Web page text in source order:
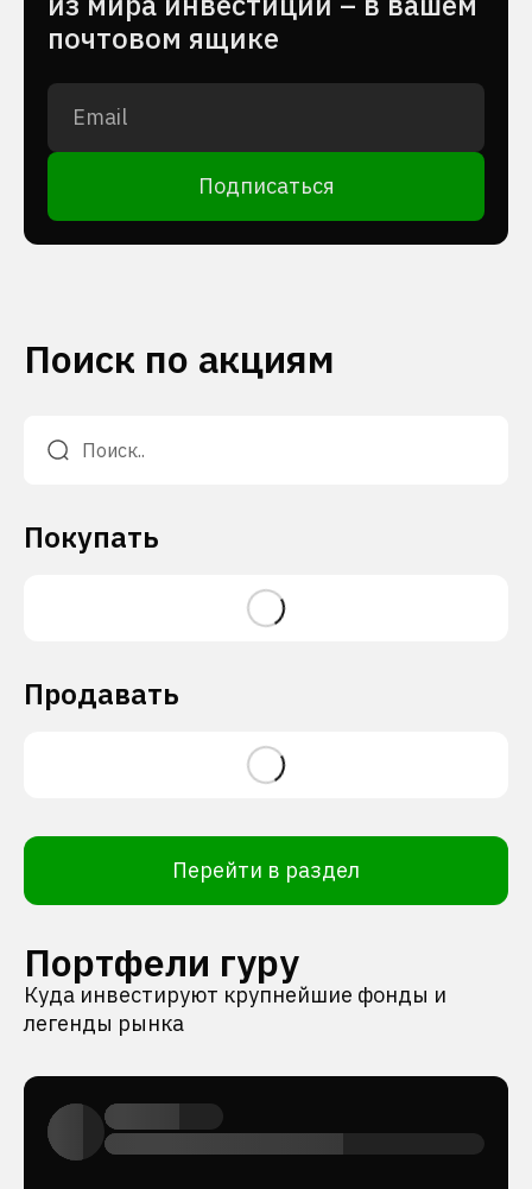
почтовом ящике
Подписаться
Поиск по акциям
Покупать
Продавать
Перейти в раздел
Портфели гуру
Куда инвестируют крупнейшие фонды и
легенды рынка